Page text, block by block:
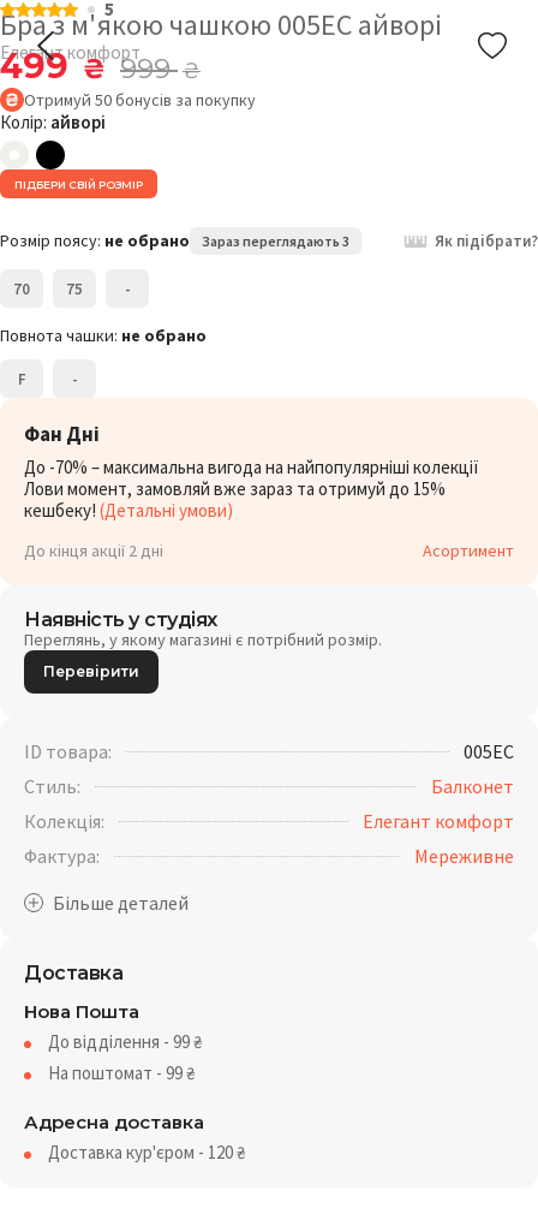
5
Бра з м'якою чашкою 005EC айворі
Елегант комфорт
499₴ 999₴
Отримуй 50бонусів за покупку
Колір: айворі
ПІДБЕРИ СВІЙ РОЗМІР
Розмір поясу: не обрано Зараз переглядають 3 Як підібрати?
70 75 -
Повнота чашки: не обрано
F -
Фан Дні
До -70% – максимальна вигода на найпопулярніші колекції
Лови момент, замовляй вже зараз та отримуй до 15%
кешбеку! (Детальні умови)
До кінця акції 2 дні Асортимент
Наявність у студіях
Переглянь, у якому магазині є потрібний розмір.
Перевірити
ID товара:
005EC
Стиль:
Балконет
Колекція:
Елегант комфорт
Фактура:
Мереживне
Доставка
Нова Пошта
До відділення - 99₴
На поштомат - 99₴
Адресна доставка
Доставка кур'єром - 120₴